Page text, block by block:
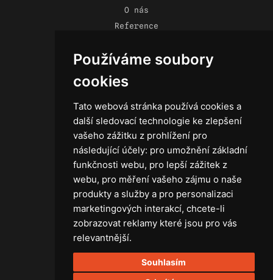
Používáme soubory
cookies
Tato webová stránka používá cookies a
další sledovací technologie ke zlepšení
vašeho zážitku z prohlížení pro
následující účely: pro umožnění základní
funkčnosti webu, pro lepší zážitek z
webu, pro měření vašeho zájmu o naše
produkty a služby a pro personalizaci
marketingových interakcí, chcete-li
zobrazovat reklamy které jsou pro vás
relevantnější.
Souhlasím
O nás
Reference
Kontakt
Obchodní podmínky
Zásady ochrany osobních údajů
Technika
Světla
Příslušenství ke světlům
Osvětlovací technika GRIP
Baterie
Stativy
Ostatní